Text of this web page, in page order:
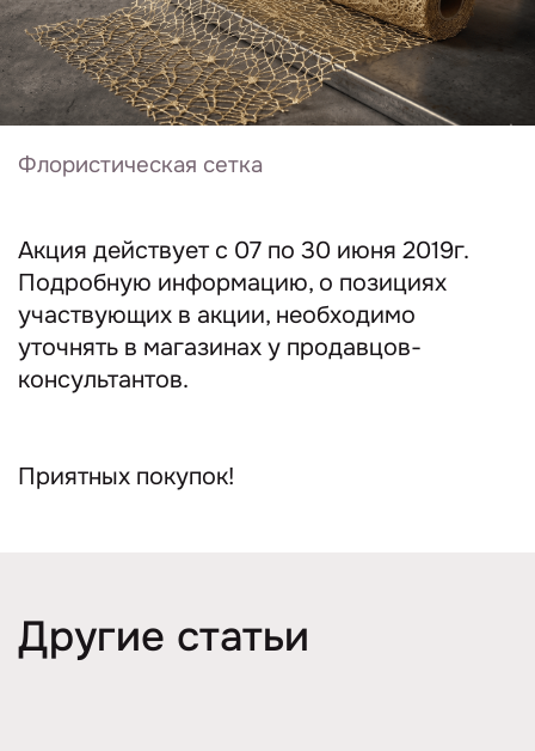
Флористическая сетка
Акция действует с 07 по 30 июня 2019г.
Подробную информацию, о позициях
участвующих в акции, необходимо
уточнять в магазинах у продавцов-
консультантов.
Приятных покупок!
Другие статьи